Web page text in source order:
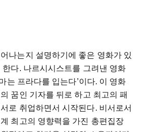
나는지 설명하기에 좋은 영화가 있
다. 나르시시스트를 그려낸 영화
는 프라다를 입는다’이다. 이 영화
꿈인 기자를 뒤로 하고 최고의 패
로 취업하면서 시작된다. 비서로서
최고의 영향력을 가진 총편집장